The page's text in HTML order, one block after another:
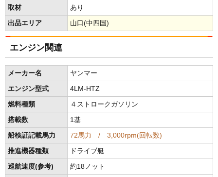
取材 あり
出品エリア 山口(中四国)
エンジン関連
メーカー名 ヤンマー
エンジン型式 4LM-HTZ
燃料種類 ４ストロークガソリン
搭載数 1基
船検証記載馬力 72馬力 / 3,000rpm(回転数)
推進機器種類 ドライブ艇
巡航速度(参考) 約18ノット